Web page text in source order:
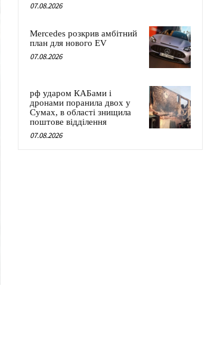
07.08.2026
Mercedes розкрив амбітний
план для нового EV
07.08.2026
рф ударом КАБами і
дронами поранила двох у
Сумах, в області знищила
поштове відділення
07.08.2026